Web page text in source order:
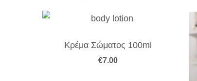
Κρέμα Σώματος 100ml
€7.00